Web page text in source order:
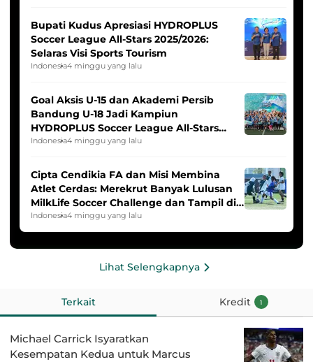
Bupati Kudus Apresiasi HYDROPLUS
Soccer League All-Stars 2025/2026:
Selaras Visi Sports Tourism
Indonesia4 minggu yang lalu
Goal Aksis U-15 dan Akademi Persib
Bandung U-18 Jadi Kampiun
HYDROPLUS Soccer League All-Stars
2025/2026
Indonesia4 minggu yang lalu
Cipta Cendikia FA dan Misi Membina
Atlet Cerdas: Merekrut Banyak Lulusan
MilkLife Soccer Challenge dan Tampil di
HYDROPLUS Soccer League
Indonesia4 minggu yang lalu
Lihat Selengkapnya
Terkait Kredit 1
Michael Carrick Isyaratkan
Kesempatan Kedua untuk Marcus